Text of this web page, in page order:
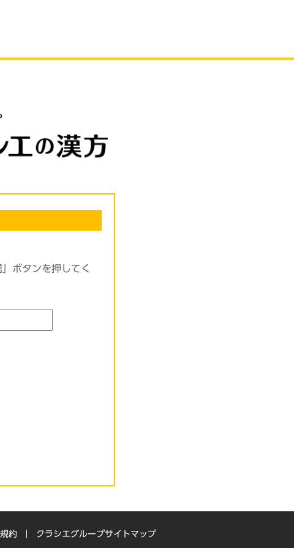
ボタンを押してく
約 クラシエグループサイトマップ